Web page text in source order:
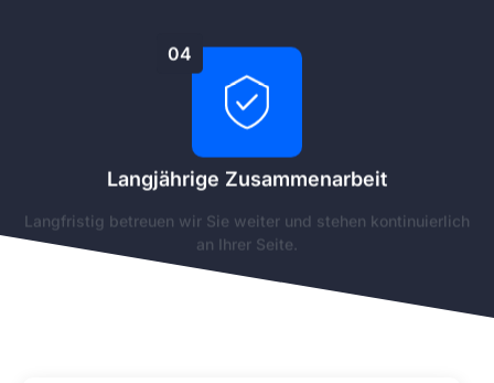
04
Langjährige Zusammenarbeit
Langfristig betreuen wir Sie weiter und stehen kontinuierlich
an Ihrer Seite.